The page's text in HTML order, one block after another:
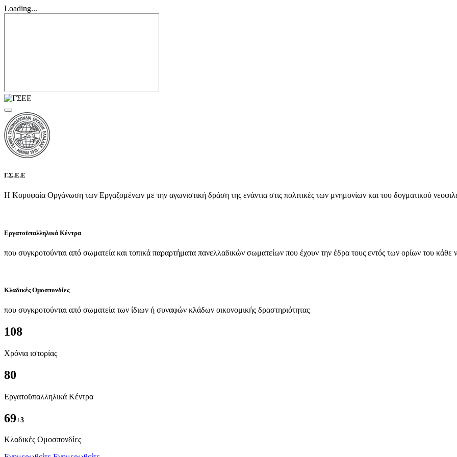
Loading...
Γ.Σ.Ε.Ε
Η Κορυφαία Οργάνωση των Εργαζομένων με την αγωνιστική δράση της ενάντια στις πολιτικές των μνημονίων και του δογματικού
Εργατοϋπαλληλικά Κέντρα
που συγκροτούνται από σωματεία και τοπικά παραρτήματα πανελλαδικών σωματείων που έχουν την έδρα τους εντός των ορίων του κάθε
Κλαδικές Ομοσπονδίες
που συγκροτούνται από σωματεία των ίδιων ή συναφών κλάδων οικονομικής δραστηριότητας
108
Χρόνια ιστορίας
80
Εργατοϋπαλληλικά Κέντρα
69+3
Kλαδικές Ομοσπονδίες